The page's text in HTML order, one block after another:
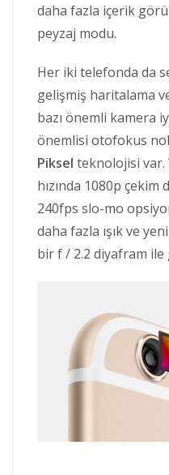
daha fazla içerik
peyzaj modu.
Her iki telefonda da
gelişmiş haritalama
bazı önemli kamera
önemlisi otofokus
Piksel teknolojisi var.
hızında 1080p
240fps slo-mo
daha fazla ışık ve
bir f / 2.2 diyafram